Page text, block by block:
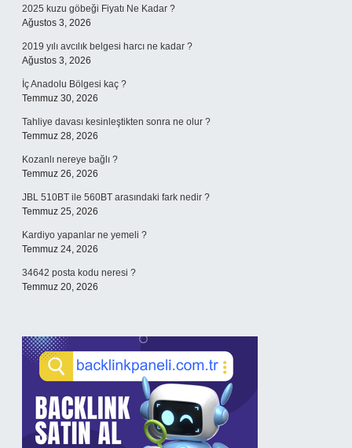
2025 kuzu göbeği Fiyatı Ne Kadar ?
Ağustos 3, 2026
2019 yılı avcılık belgesi harcı ne kadar ?
Ağustos 3, 2026
İç Anadolu Bölgesi kaç ?
Temmuz 30, 2026
Tahliye davası kesinleştikten sonra ne olur ?
Temmuz 28, 2026
Kozanlı nereye bağlı ?
Temmuz 26, 2026
JBL 510BT ile 560BT arasındaki fark nedir ?
Temmuz 25, 2026
Kardiyo yapanlar ne yemeli ?
Temmuz 24, 2026
34642 posta kodu neresi ?
Temmuz 20, 2026